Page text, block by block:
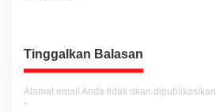
a
s
i
Tinggalkan Balasan
Alamat email Anda tidak akan dipublikasikan.
*